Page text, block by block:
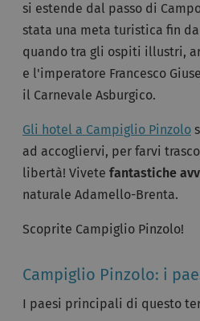
si estende dal passo di
stata una meta turistica fin
quando tra gli ospiti illustri,
e l'imperatore Francesco
il Carnevale Asburgico.
Gli hotel a Campiglio Pinzolo
ad accogliervi, per farvi
libertà! Vivete fantastiche
naturale Adamello-Brenta.
Scoprite Campiglio Pinzolo!
Campiglio Pinzolo: i
I paesi principali di questo